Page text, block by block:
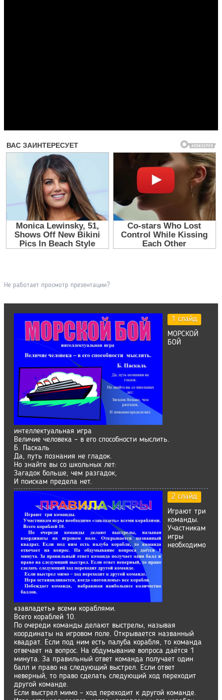
Не работает просмотр презентации?
1 слайд
МОРСКОЙ
БОЙ
интеллектуальная игра
Величие человека – в его способности мыслить.
Б. Паскаль
Да, путь познания не гладок.
Но знайте вы со школьных лет:
Загадок больше, чем разгадок,
И поискам предела нет.
2 слайд
Играют три
команды.
Участникам
игры
необходимо
«завладеть» всеми кораблями.
Всего кораблей 10.
По очереди команды делают выстрелы, называя
координаты на игровом поле. Открывается названный
квадрат. Если под ним есть палуба корабля, то команда
отвечает на вопрос. На обдумывание вопроса даётся 1
минута. За правильный ответ команда получает один
балл и право на следующий выстрел. Если ответ
неверный, то право сделать следующий ход переходит
другой команде.
Если выстрел мимо – ход переходит к другой команде.